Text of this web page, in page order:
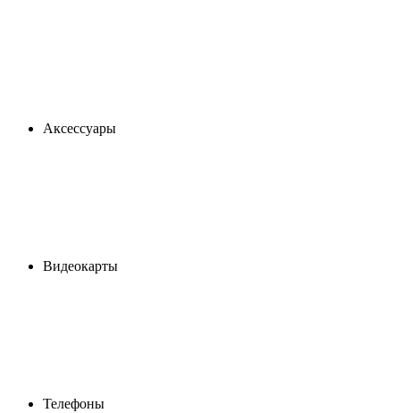
Аксессуары
Видеокарты
Телефоны